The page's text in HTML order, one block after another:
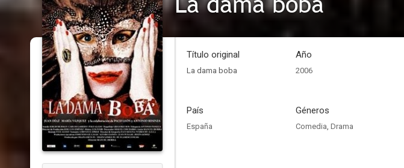
Título original
La dama boba
Año
2006
País
España
Géneros
Comedia, Drama